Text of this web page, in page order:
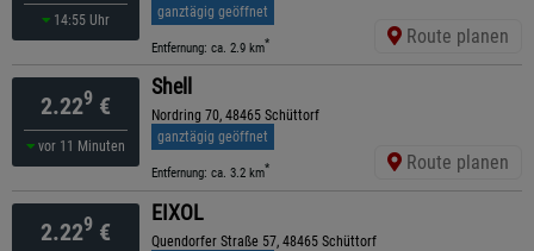
14:55 Uhr
ganztägig geöffnet
Entfernung: ca. 2.9 km* Route planen
2.229 €
vor 11 Minuten
Shell
Nordring 70, 48465 Schüttorf
ganztägig geöffnet
Entfernung: ca. 3.2 km* Route planen
2.229 €
EIXOL
Quendorfer Straße 57, 48465 Schüttorf